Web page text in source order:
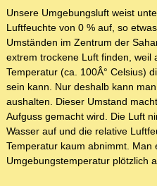
Unsere Umgebungsluft weist
Luftfeuchte von 0 % auf, so
Umständen im Zentrum der
extrem trockene Luft finden, weil
Temperatur (ca. 100Â° Celsius)
sein kann. Nur deshalb kann
aushalten. Dieser Umstand
Aufguss gemacht wird. Die Luft
Wasser auf und die relative
Temperatur kaum abnimmt. Man
Umgebungstemperatur plötzlich